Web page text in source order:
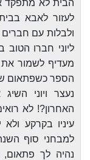
הבית לא מתפקד
לעזור לאבא
ולבלות עם
ליוני חברו הטוב
מעדיף לשמור
הספר כשפתאום
נעצר ויוני
האחרון?! לא
עיניו בקרקע
למבחני סוף
נהיה לך